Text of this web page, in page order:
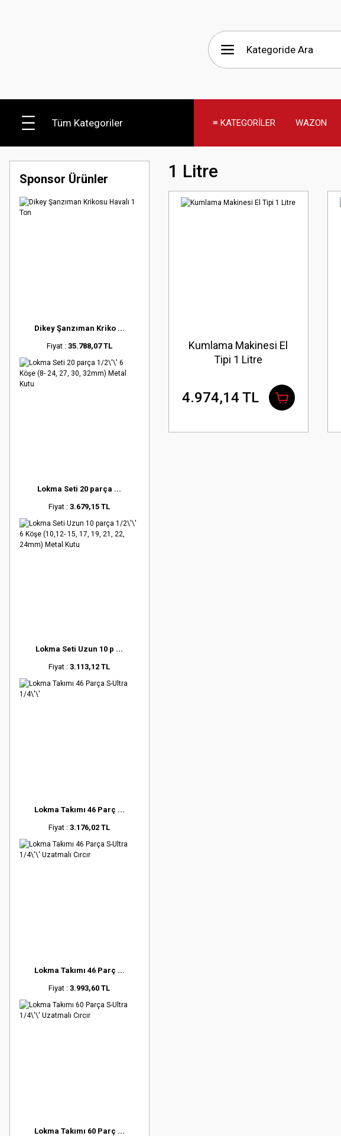
Tüm Kategoriler ≡ KATEGORİLER WAZON
Sponsor Ürünler
Dikey Şanzıman Kriko ...
Fiyat : 35.788,07 TL
Lokma Seti 20 parça ...
Fiyat :3.679,15 TL
Lokma Seti Uzun 10 p ...
Fiyat :3.113,12 TL
Lokma Takımı 46 Parç ...
Fiyat :3.176,02 TL
Lokma Takımı 46 Parç ...
Fiyat :3.993,60 TL
Lokma Takımı 60 Parç ...
1 Litre
Kumlama Makinesi El
Tipi 1 Litre
4.974,14 TL